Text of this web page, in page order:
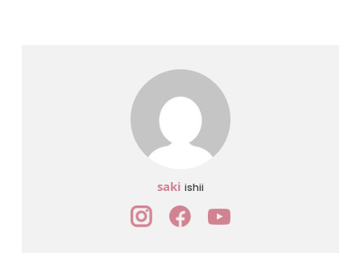
saki ishii